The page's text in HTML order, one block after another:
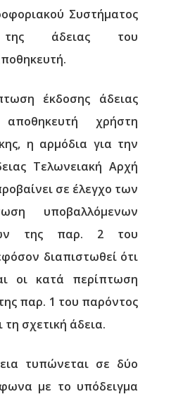
Συστήματος
της άδειας του
έκδοσης άδειας
αποθηκευτή χρήστη
η αρμόδια για την
Τελωνειακή Αρχή
σε έλεγχο των
υποβαλλόμενων
της παρ. 2 του
διαπιστωθεί ότι
οι κατά περίπτωση
παρ. 1 του παρόντος
τη σχετική άδεια.
τυπώνεται σε δύο
με το υπόδειγμα